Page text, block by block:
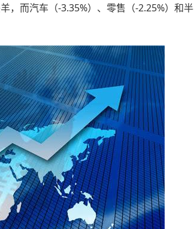
，而汽车（-3.35%）、零售（-2.25%）和